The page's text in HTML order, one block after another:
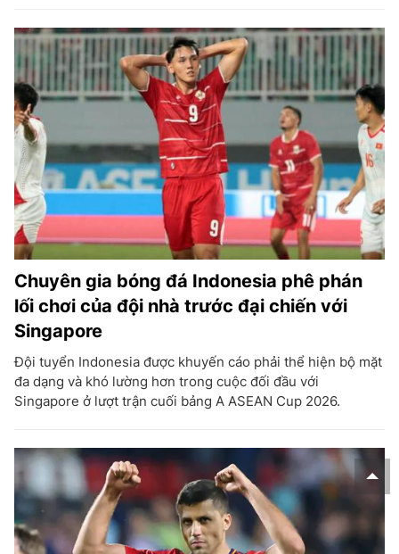
Chuyên gia bóng đá Indonesia phê phán
lối chơi của đội nhà trước đại chiến với
Singapore
Đội tuyển Indonesia được khuyến cáo phải thể hiện bộ mặt
đa dạng và khó lường hơn trong cuộc đối đầu với
Singapore ở lượt trận cuối bảng A ASEAN Cup 2026.